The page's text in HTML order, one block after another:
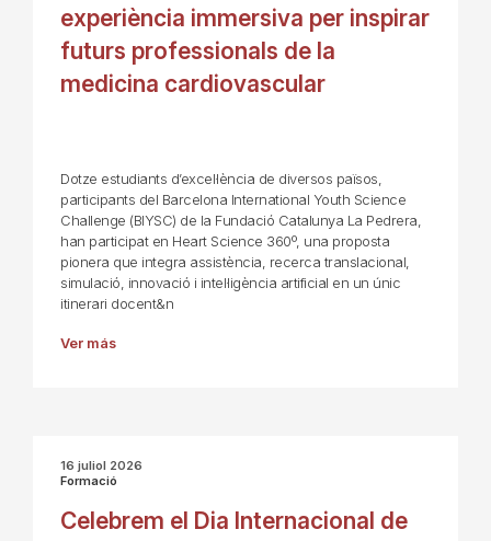
experiència immersiva per inspirar
futurs professionals de la
medicina cardiovascular
Dotze estudiants d’excel·lència de diversos països,
participants del Barcelona International Youth Science
Challenge (BIYSC) de la Fundació Catalunya La Pedrera,
han participat en Heart Science 360º, una proposta
pionera que integra assistència, recerca translacional,
simulació, innovació i intel·ligència artificial en un únic
itinerari docent&n
Ver más
16 juliol 2026
Formació
Celebrem el Dia Internacional de